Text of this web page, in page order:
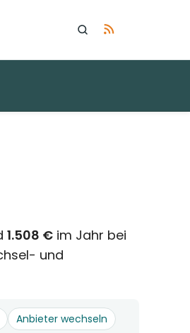
1.508 € im Jahr bei
und
Anbieter wechseln